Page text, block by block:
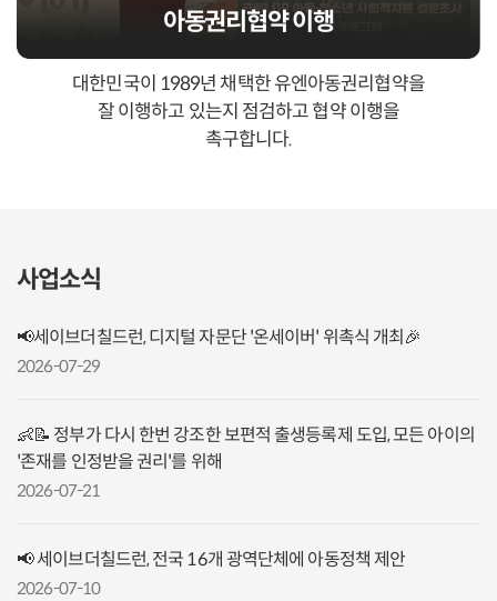
아동권리협약 이행
대한민국이 1989년 채택한 유엔아동권리협약을
잘 이행하고 있는지 점검하고 협약 이행을
촉구합니다.
사업소식
📢세이브더칠드런, 디지털 자문단 '온세이버' 위촉식 개최🎉
2026-07-29
👶📝 정부가 다시 한번 강조한 보편적 출생등록제 도입, 모든 아이의
'존재를 인정받을 권리'를 위해
2026-07-21
📢 세이브더칠드런, 전국 16개 광역단체에 아동정책 제안
2026-07-10